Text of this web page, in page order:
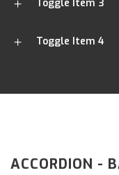
Toggle Item 3
Toggle Item 4
ACCORDION -